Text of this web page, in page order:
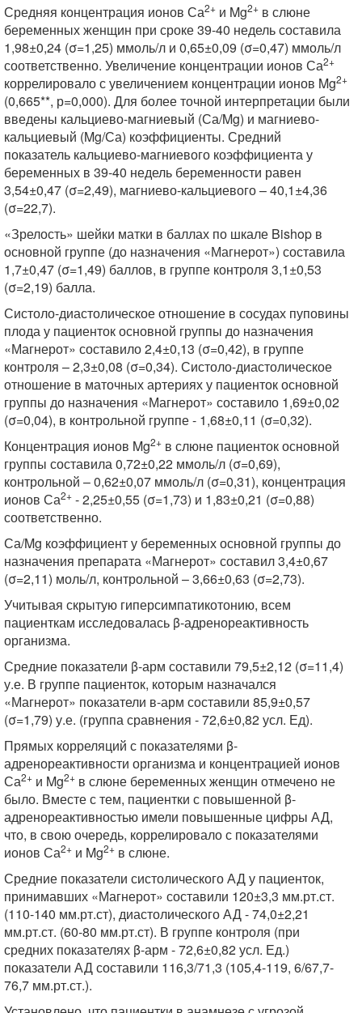
Средняя концентрация ионов Са2+ и Mg2+ в слюне
беременных женщин при сроке 39-40 недель составила
1,98±0,24 (σ=1,25) ммоль/л и 0,65±0,09 (σ=0,47) ммоль/л
соответственно. Увеличение концентрации ионов Са2+
коррелировало с увеличением концентрации ионов Mg2+
(0,665**, р=0,000). Для более точной интерпретации были
введены кальциево-магниевый (Са/Mg) и магниево-
кальциевый (Mg/Са) коэффициенты. Средний
показатель кальциево-магниевого коэффициента у
беременных в 39-40 недель беременности равен
3,54±0,47 (σ=2,49), магниево-кальциевого – 40,1±4,36
(σ=22,7).
«Зрелость» шейки матки в баллах по шкале Bishop в
основной группе (до назначения «Магнерот») составила
1,7±0,47 (σ=1,49) баллов, в группе контроля 3,1±0,53
(σ=2,19) балла.
Систоло-диастолическое отношение в сосудах пуповины
плода у пациенток основной группы до назначения
«Магнерот» составило 2,4±0,13 (σ=0,42), в группе
контроля – 2,3±0,08 (σ=0,34). Систоло-диастолическое
отношение в маточных артериях у пациенток основной
группы до назначения «Магнерот» составило 1,69±0,02
(σ=0,04), в контрольной группе - 1,68±0,11 (σ=0,32).
Концентрация ионов Mg2+ в слюне пациенток основной
группы составила 0,72±0,22 ммоль/л (σ=0,69),
контрольной – 0,62±0,07 ммоль/л (σ=0,31), концентрация
ионов Са2+ - 2,25±0,55 (σ=1,73) и 1,83±0,21 (σ=0,88)
соответственно.
Са/Mg коэффициент у беременных основной группы до
назначения препарата «Магнерот» составил 3,4±0,67
(σ=2,11) моль/л, контрольной – 3,66±0,63 (σ=2,73).
Учитывая скрытую гиперсимпатикотонию, всем
пациенткам исследовалась β-адренореактивность
организма.
Средние показатели β-арм составили 79,5±2,12 (σ=11,4)
у.е. В группе пациенток, которым назначался
«Магнерот» показатели в-арм составили 85,9±0,57
(σ=1,79) у.е. (группа сравнения - 72,6±0,82 усл. Ед).
Прямых корреляций с показателями β-
адренореактивности организма и концентрацией ионов
Са2+ и Mg2+ в слюне беременных женщин отмечено не
было. Вместе с тем, пациентки с повышенной β-
адренореактивностью имели повышенные цифры АД,
что, в свою очередь, коррелировало с показателями
ионов Са2+ и Mg2+ в слюне.
Средние показатели систолического АД у пациенток,
принимавших «Магнерот» составили 120±3,3 мм.рт.ст.
(110-140 мм.рт.ст), диастолического АД - 74,0±2,21
мм.рт.ст. (60-80 мм.рт.ст). В группе контроля (при
средних показателях β-арм - 72,6±0,82 усл. Ед.)
показатели АД составили 116,3/71,3 (105,4-119, 6/67,7-
76,7 мм.рт.ст.).